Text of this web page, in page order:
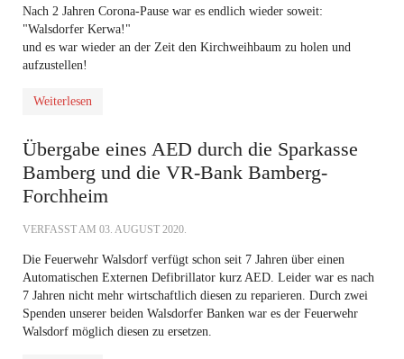
Nach 2 Jahren Corona-Pause war es endlich wieder soweit:
"Walsdorfer Kerwa!"
und es war wieder an der Zeit den Kirchweihbaum zu holen und
aufzustellen!
Weiterlesen
Übergabe eines AED durch die Sparkasse
Bamberg und die VR-Bank Bamberg-
Forchheim
VERFASST AM 03. AUGUST 2020.
Die Feuerwehr Walsdorf verfügt schon seit 7 Jahren über einen
Automatischen Externen Defibrillator kurz AED. Leider war es nach
7 Jahren nicht mehr wirtschaftlich diesen zu reparieren. Durch zwei
Spenden unserer beiden Walsdorfer Banken war es der Feuerwehr
Walsdorf möglich diesen zu ersetzen.